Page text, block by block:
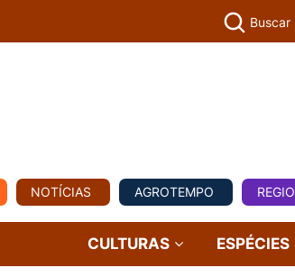
COMERCIAL AGROVIAGENS
Buscar
NOTÍCIAS AGROTEMPO
CULTURAS ESPÉCIES